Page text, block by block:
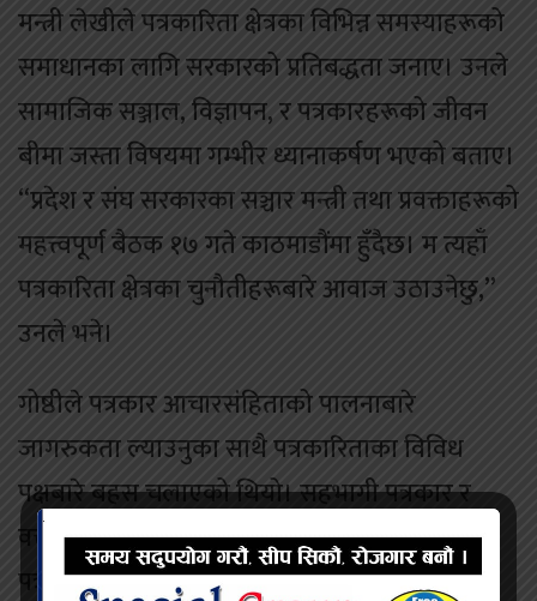
मन्त्री लेखीले पत्रकारिता क्षेत्रका विभिन्न समस्याहरूको
समाधानका लागि सरकारको प्रतिबद्धता जनाए। उनले
सामाजिक सञ्जाल, विज्ञापन, र पत्रकारहरूको जीवन
बीमा जस्ता विषयमा गम्भीर ध्यानाकर्षण भएको बताए।
“प्रदेश र संघ सरकारका सञ्चार मन्त्री तथा प्रवक्ताहरूको
महत्त्वपूर्ण बैठक १७ गते काठमाडौंमा हुँदैछ। म त्यहाँ
पत्रकारिता क्षेत्रका चुनौतीहरूबारे आवाज उठाउनेछु,”
उनले भने।
गोष्ठीले पत्रकार आचारसंहिताको पालनाबारे
जागरुकता ल्याउनुका साथै पत्रकारिताका विविध
पक्षबारे बहस चलाएको थियो। सहभागी पत्रकार र
वक्ताहरूले निष्पक्ष पत्रकारिता, विज्ञापन नीति, र
पत्रकार कल्याणका विषयमा राज्यको गम्भीर